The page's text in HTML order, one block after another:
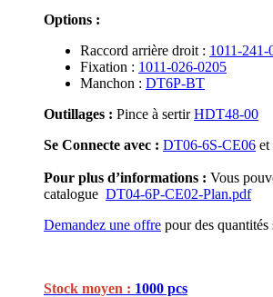
Options :
Raccord arrière droit : 1011-241-
Fixation : 1011-026-0205
Manchon : DT6P-BT
Outillages : Pince à sertirHDT48-00
Se Connecte avec : DT06-6S-CE06 et
Pour plus d’informations : Vous
catalogue DT04-6P-CE02-Plan.pdf
Demandez une offre pour des quantités
Stock moyen : 1000 pcs